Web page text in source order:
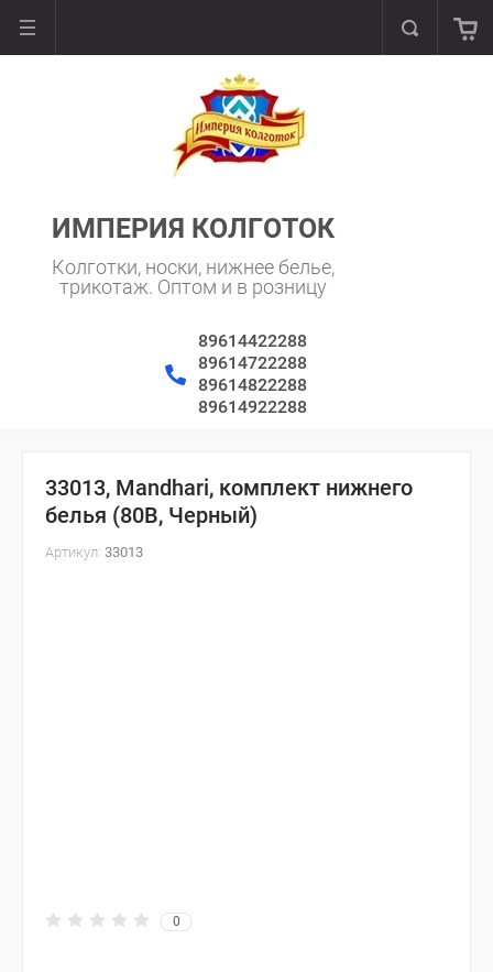
ИМПЕРИЯ КОЛГОТОК
Колготки, носки, нижнее белье,
трикотаж. Оптом и в розницу
89614422288
89614722288
89614822288
89614922288
33013, Mandhari, комплект нижнего
белья (80B, Черный)
Артикул: 33013
0